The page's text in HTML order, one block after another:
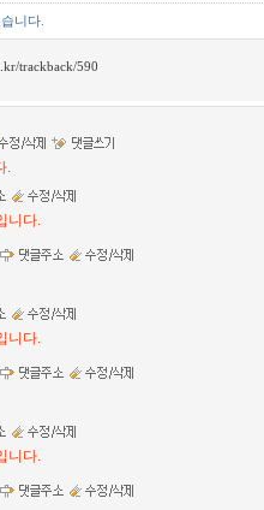
니다.
trackback/590
.
니다.
니다.
니다.